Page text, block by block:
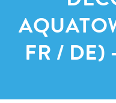
FR / DE)